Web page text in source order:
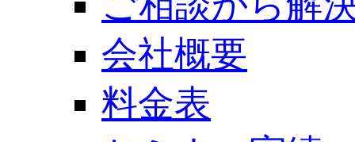
会社概要
料金表